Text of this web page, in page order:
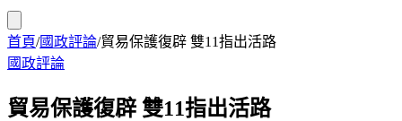
首頁/國政評論/貿易保護復辟 雙11指出活路
國政評論
貿易保護復辟 雙11指出活路